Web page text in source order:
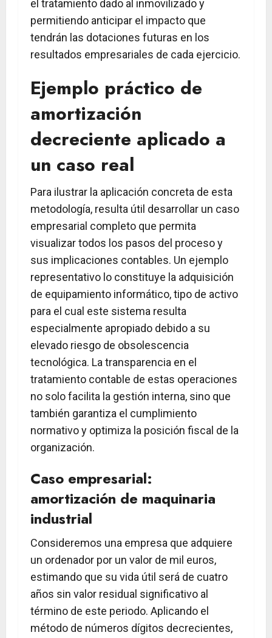
el tratamiento dado al inmovilizado y
permitiendo anticipar el impacto que
tendrán las dotaciones futuras en los
resultados empresariales de cada ejercicio.
Ejemplo práctico de
amortización
decreciente aplicado a
un caso real
Para ilustrar la aplicación concreta de esta
metodología, resulta útil desarrollar un caso
empresarial completo que permita
visualizar todos los pasos del proceso y
sus implicaciones contables. Un ejemplo
representativo lo constituye la adquisición
de equipamiento informático, tipo de activo
para el cual este sistema resulta
especialmente apropiado debido a su
elevado riesgo de obsolescencia
tecnológica. La transparencia en el
tratamiento contable de estas operaciones
no solo facilita la gestión interna, sino que
también garantiza el cumplimiento
normativo y optimiza la posición fiscal de la
organización.
Caso empresarial:
amortización de maquinaria
industrial
Consideremos una empresa que adquiere
un ordenador por un valor de mil euros,
estimando que su vida útil será de cuatro
años sin valor residual significativo al
término de este periodo. Aplicando el
método de números dígitos decrecientes,